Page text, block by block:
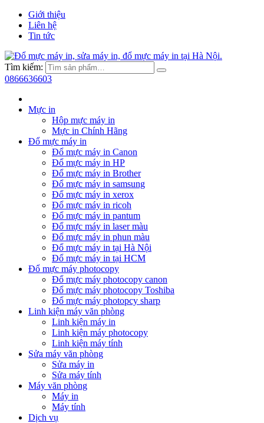
Giới thiệu
Liên hệ
Tin tức
Tìm kiếm:
0866636603
Mực in
Hộp mực máy in
Mực in Chính Hãng
Đổ mực máy in
Đổ mực máy in Canon
Đổ mực máy in HP
Đổ mực máy in Brother
Đổ mực máy in samsung
Đổ mực máy in xerox
Đổ mực máy in ricoh
Đổ mực máy in pantum
Đổ mực máy in laser màu
Đổ mực máy in phun màu
Đổ mực máy in tại Hà Nội
Đổ mực máy in tại HCM
Đổ mực máy photocopy
Đổ mực máy photocopy canon
Đổ mực máy photocopy Toshiba
Đổ mực máy photopcy sharp
Linh kiện máy văn phòng
Linh kiện máy in
Linh kiện máy photocopy
Linh kiện máy tính
Sửa máy văn phòng
Sửa máy in
Sửa máy tính
Máy văn phòng
Máy in
Máy tính
Dịch vụ